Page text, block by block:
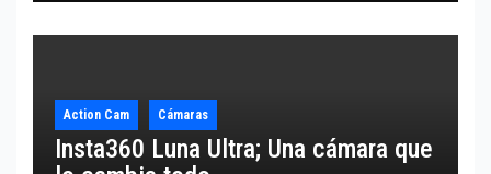
Action Cam Cámaras
Insta360 Luna Ultra; Una cámara que